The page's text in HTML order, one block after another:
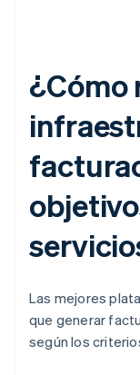
¿Cómo
Las mejores
que generar
según los